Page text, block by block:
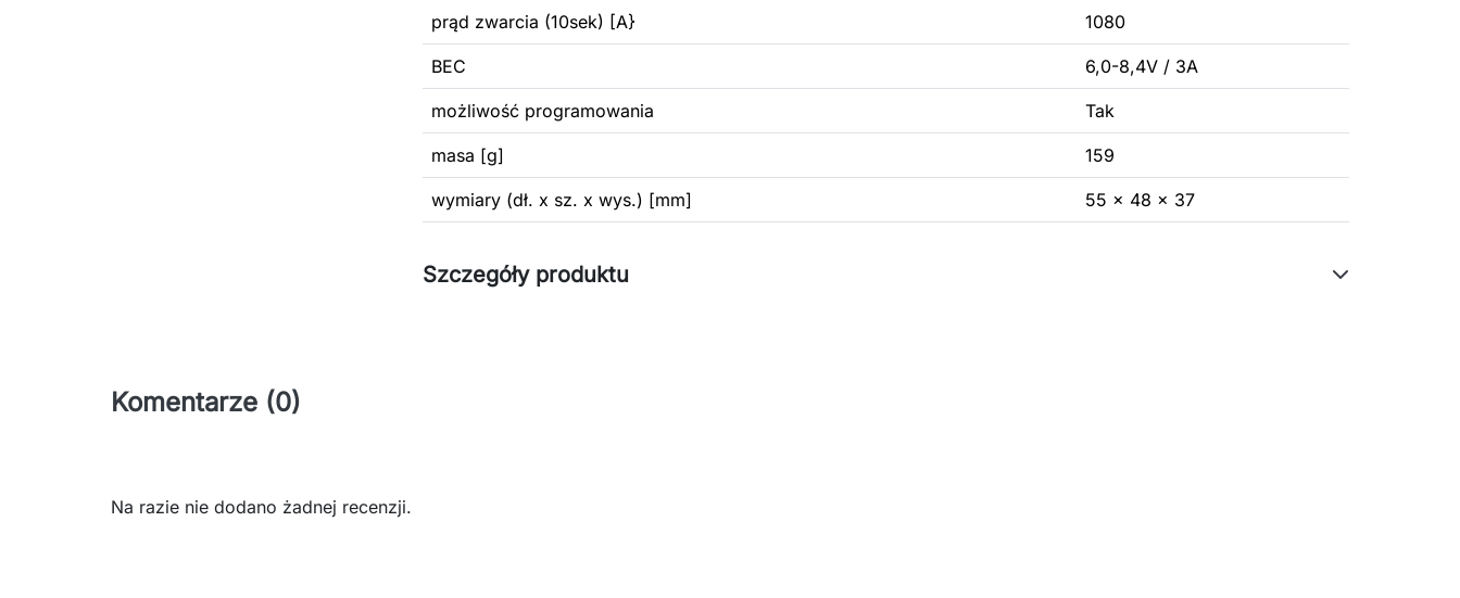
prąd zwarcia (10sek) [A} 1080
BEC 6,0-8,4V / 3A
możliwość programowania Tak
masa [g] 159
wymiary (dł. x sz. x wys.) [mm] 55 x 48 x 37
Szczegóły produktu
Komentarze (0)
Na razie nie dodano żadnej recenzji.